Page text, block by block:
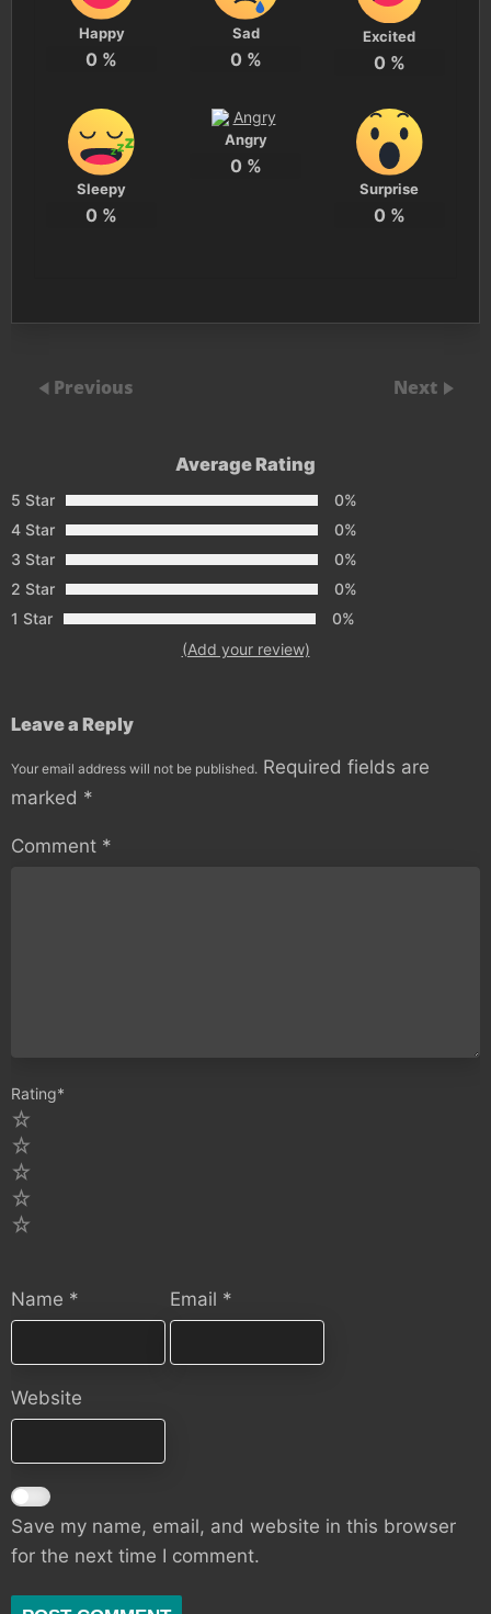
Happy
0 %
Sad
0 %
Excited
0 %
Sleepy
0 %
Angry
0 %
Surprise
0 %
Previous Next
Average Rating
5 Star
0%
4 Star
0%
3 Star
0%
2 Star
0%
1 Star
0%
(Add your review)
Leave a Reply
Your email address will not be published. Required fields are
marked *
Comment *
Rating*
Name * Email *
Website
Save my name, email, and website in this browser
for the next time I comment.